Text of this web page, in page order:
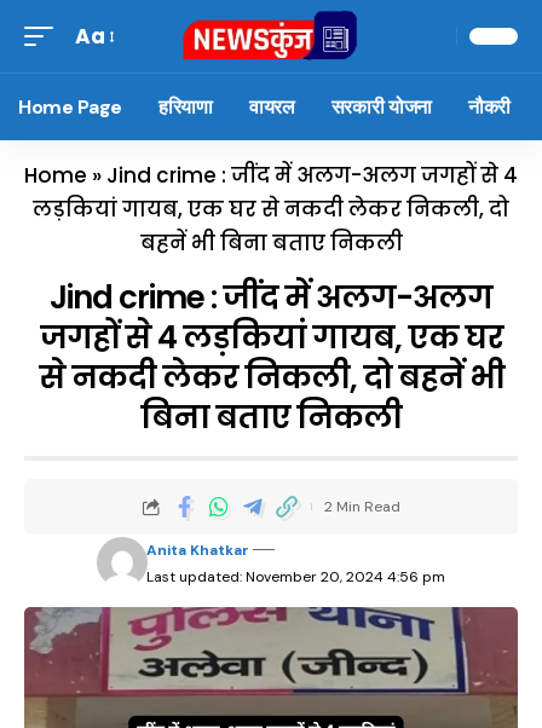
Aa
Home Page हरियाणा वायरल सरकारी योजना नौकरी
Home » Jind crime : जींद में अलग-अलग जगहों से 4
लड़कियां गायब, एक घर से नकदी लेकर निकली, दो
बहनें भी बिना बताए निकली
Jind crime : जींद में अलग-अलग
जगहों से 4 लड़कियां गायब, एक घर
से नकदी लेकर निकली, दो बहनें भी
बिना बताए निकली
Last updated: November 20, 2024 4:56 pm
Anita Khatkar
2 Min Read